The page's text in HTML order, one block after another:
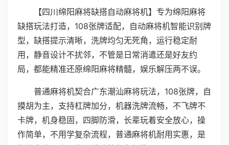
【四川绵阳麻将缺搭自动麻将机】专为绵阳麻将
缺搭玩法打造，108张牌适配，自动麻将机智能识别牌
型，缺搭提示清晰，洗牌均匀无死角，运行稳定耐
用，静音设计不扰邻，不管是日常消遣还是好友约
局，都能精准还原绵阳麻将精髓，娱乐解压两不误。
普通麻将机契合广东潮汕麻将玩法，108张牌，自
摸胡为主，支持杠牌加分，机器洗牌流畅，不飞牌不
卡牌，机身稳固，四脚防滑，长辈玩着安全放心，操
作简单，不用学复杂流程，普通麻将机耐用实惠，是